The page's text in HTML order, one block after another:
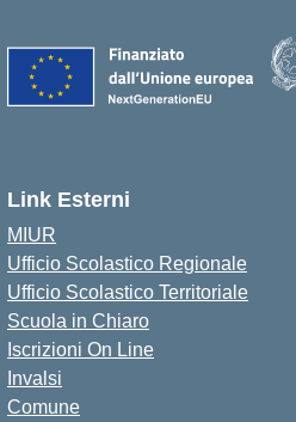
Link Esterni
MIUR
Ufficio Scolastico Regionale
Ufficio Scolastico Territoriale
Scuola in Chiaro
Iscrizioni On Line
Invalsi
Comune